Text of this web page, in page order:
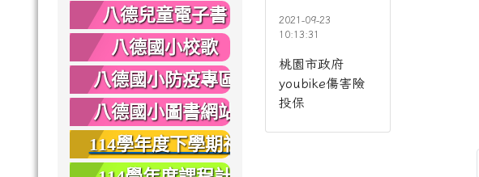
2021-09-23
10:13:31
桃園市政府
youbike傷害險
投保
名
八德兒童電子書
八德國小校歌
八德國小防疫專區
八德國小圖書網站
114學年度下學期社
團報名